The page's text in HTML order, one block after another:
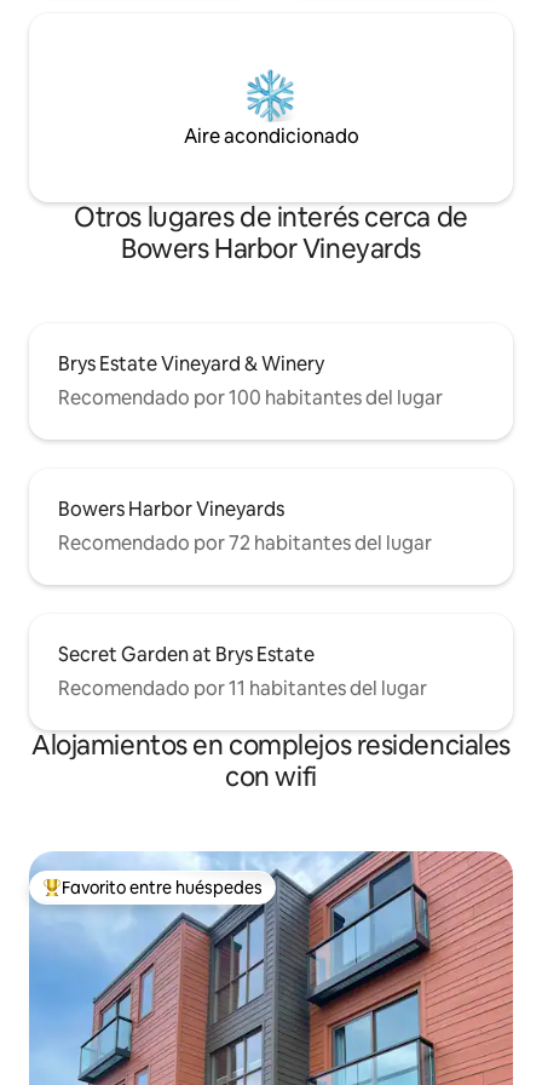
Aire acondicionado
Otros lugares de interés cerca de
Bowers Harbor Vineyards
Brys Estate Vineyard & Winery
Recomendado por 100 habitantes del lugar
Bowers Harbor Vineyards
Recomendado por 72 habitantes del lugar
Secret Garden at Brys Estate
Recomendado por 11 habitantes del lugar
Alojamientos en complejos residenciales
con wifi
Favorito entre los huéspedes más destacados
Favorito entre huéspedes